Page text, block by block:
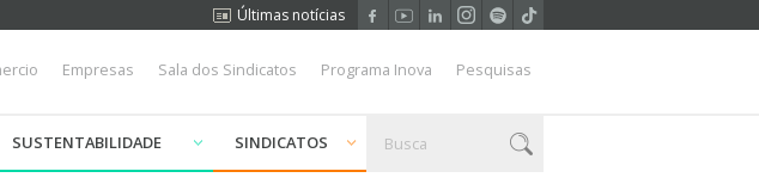
Últimas notícias
Empresas Sala dos Sindicatos Programa Inova Pesquisas
SUSTENTABILIDADE SINDICATOS